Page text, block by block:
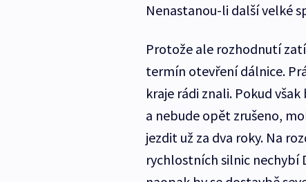
Nenastanou-li další velké
Protože ale rozhodnutí
termín otevření dálnice.
kraje rádi znali. Pokud
a nebude opět zrušeno,
jezdit už za dva roky. Na
rychlostních silnic nechybí